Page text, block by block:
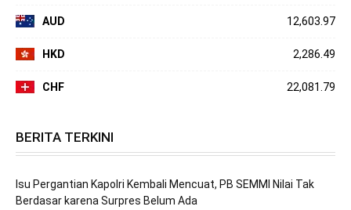
AUD 12,603.97
HKD 2,286.49
CHF 22,081.79
BERITA TERKINI
Isu Pergantian Kapolri Kembali Mencuat, PB SEMMI Nilai Tak
Berdasar karena Surpres Belum Ada